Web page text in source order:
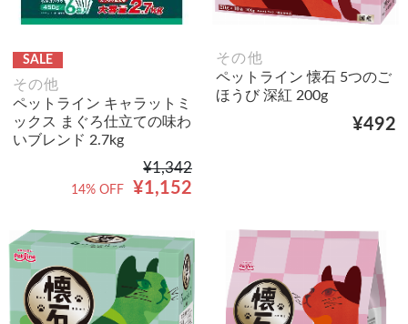
SALE
その他
ペットライン キャラットミ
ックス まぐろ仕立ての味わ
いブレンド 2.7kg
¥1,342
¥1,152
14% OFF
その他
ペットライン 懐石 5つのご
ほうび 深紅 200g
¥492